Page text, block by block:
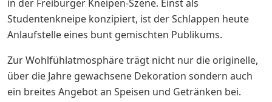
in der Freiburger Kneipen-Szene. Einst als
Studentenkneipe konzipiert, ist der Schlappen heute
Anlaufstelle eines bunt gemischten Publikums.
Zur Wohlfühlatmosphäre trägt nicht nur die originelle,
über die Jahre gewachsene Dekoration sondern auch
ein breites Angebot an Speisen und Getränken bei.